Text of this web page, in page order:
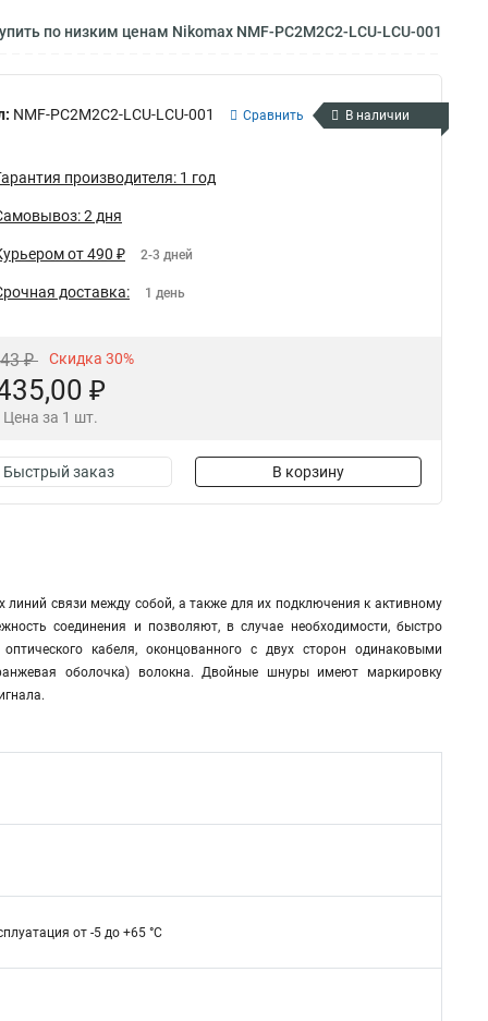
по низким ценам Nikomax NMF-PC2M2C2-LCU-LCU-001
NMF-PC2M2C2-LCU-LCU-001 Сравнить В наличии
производителя: 1 год
2 дня
от 490 ₽ 2-3 дней
доставка: 1 день
₽ Скидка 30%
₽
Цена за 1 шт.
Быстрый заказ В корзину
связи между собой, а также для их подключения к активному
соединения и позволяют, в случае необходимости, быстро
кабеля, оконцованного с двух сторон одинаковыми
оболочка) волокна. Двойные шнуры имеют маркировку
от -5 до +65 °C